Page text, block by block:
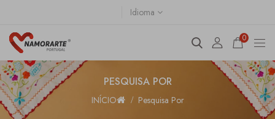
Idioma
0
PESQUISA POR
INÍCIO Pesquisa Por